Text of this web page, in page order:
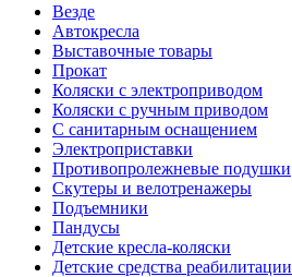
Везде
Автокресла
Выставочные товары
Прокат
Коляски с электроприводом
Коляски с ручным приводом
С санитарным оснащением
Электроприставки
Противопролежневые подушки
Скутеры и велотренажеры
Подъемники
Пандусы
Детские кресла-коляски
Детские средства реабилитации